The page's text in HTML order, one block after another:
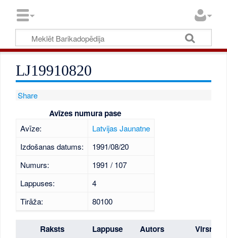
LJ19910820
Share
Avīzes numura pase
Avīze:
Latvijas Jaunatne
Izdošanas datums:
1991/08/20
Numurs:
1991 / 107
Lappuses:
4
Tirāža:
80100
Raksts Lappuse Autors